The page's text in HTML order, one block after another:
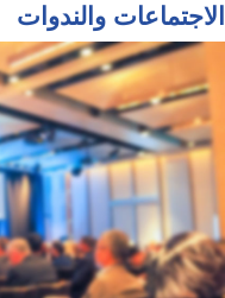
الاجتماعات والندوات